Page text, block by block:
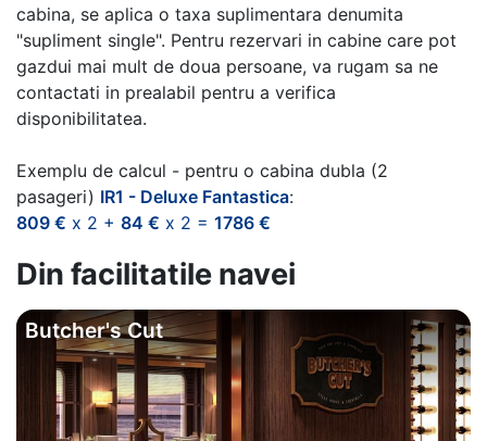
cabina, se aplica o taxa suplimentara denumita
"supliment single". Pentru rezervari in cabine care pot
gazdui mai mult de doua persoane, va rugam sa ne
contactati in prealabil pentru a verifica
disponibilitatea.
Exemplu de calcul - pentru o cabina dubla (2
pasageri) IR1 - Deluxe Fantastica:
809 € x 2 + 84 € x 2 = 1786 €
Din facilitatile navei
Butcher's Cut